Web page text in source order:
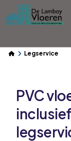
Legservice
PVC